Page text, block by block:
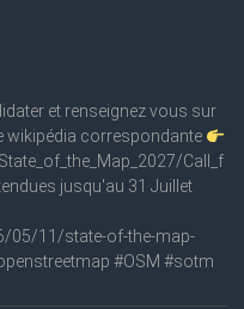
et renseignez vous sur
wikipédia correspondante
Call_f
jusqu'au 31 Juillet
05/11/state-of-the-map-
#OSM #sotm